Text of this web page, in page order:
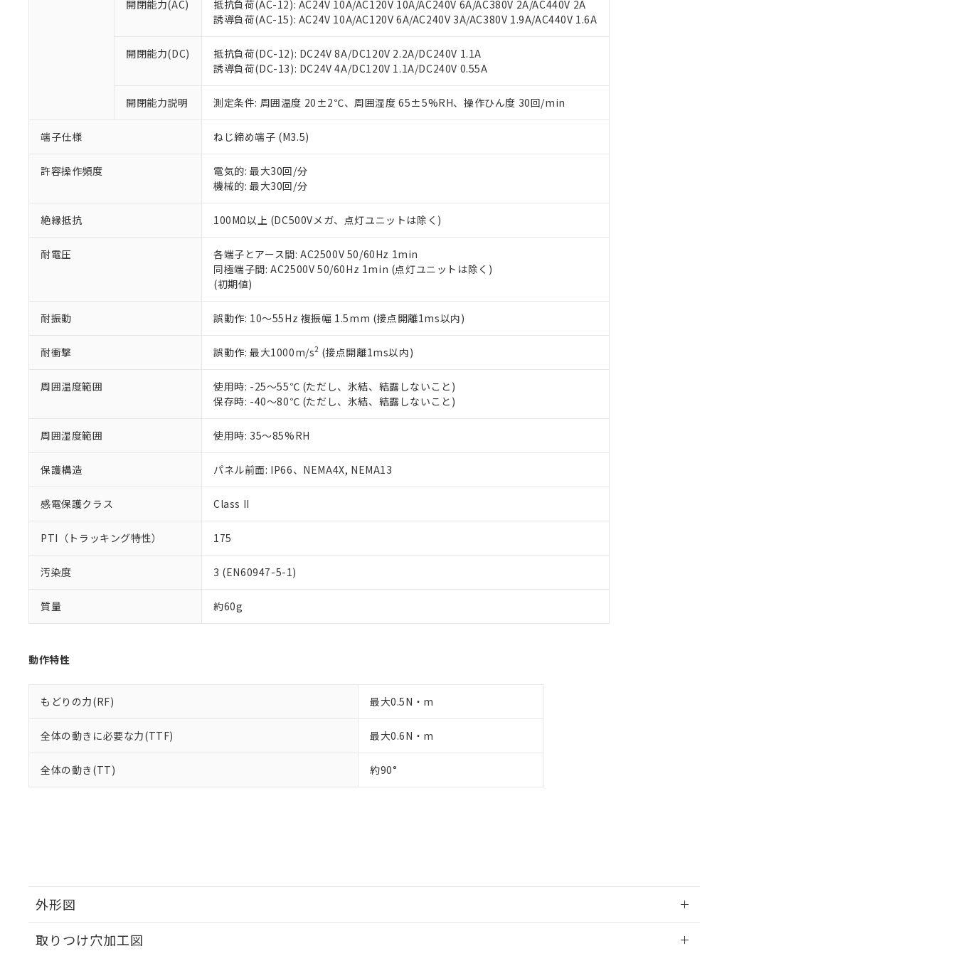
開閉能力(AC)
抵抗負荷(AC-12): AC24V 10A/AC120V 10A/AC240V 6A/AC380V 2A/AC440V 2A
誘導負荷(AC-15): AC24V 10A/AC120V 6A/AC240V 3A/AC380V 1.9A/AC440V 1.6A
開閉能力(DC)
抵抗負荷(DC-12): DC24V 8A/DC120V 2.2A/DC240V 1.1A
誘導負荷(DC-13): DC24V 4A/DC120V 1.1A/DC240V 0.55A
開閉能力説明 測定条件: 周囲温度 20±2℃、周囲湿度 65±5%RH、操作ひん度 30回/min
端子仕様 ねじ締め端子 (M3.5)
許容操作頻度
電気的: 最大30回/分
機械的: 最大30回/分
絶縁抵抗 100MΩ以上 (DC500Vメガ、点灯ユニットは除く)
耐電圧
各端子とアース間: AC2500V 50/60Hz 1min
同極端子間: AC2500V 50/60Hz 1min (点灯ユニットは除く)
(初期値)
耐振動 誤動作: 10～55Hz 複振幅 1.5mm (接点開離1ms以内)
耐衝撃 誤動作: 最大1000m/s2 (接点開離1ms以内)
周囲温度範囲
使用時: -25～55℃ (ただし、氷結、結露しないこと)
保存時: -40～80℃ (ただし、氷結、結露しないこと)
周囲湿度範囲 使用時: 35～85%RH
保護構造 パネル前面: IP66、NEMA4X, NEMA13
感電保護クラス Class II
PTI（トラッキング特性） 175
汚染度 3 (EN60947-5-1)
質量 約60g
動作特性
もどりの力(RF) 最大0.5N・m
全体の動きに必要な力(TTF) 最大0.6N・m
全体の動き(TT) 約90°
外形図
取りつけ穴加工図
当社販売員にご相談ください。
オムロン制御機器販売店や当社販売拠点は「
販売ネットワーク
す。
マイパーツ機能（部品リスト作成サービス）をご利用いただくには、I-Webメンバーズにご登録され
ている必要があります。
お客様が当ウェブサイト上で当社にご登録された部品リストについて、当社および当社の共同利用者
が、当社の製品・サービスに関するお客様との取引・商談に必要な範囲で利用することをご了承くだ
さい。
いる法人を指します。
※2 対応予定月
部品在庫の切り替え状況などにより、予定月が前後することがあります。
※3 非含有証明書ダウンロード
下記の非含有証明書をダウンロードすることができます。
EU RoHS指令（10物質）の非含有証明書
51物質の非含有証明書（当社基準）
※本証明書は発行日時点で非含有を証明するもので、過去に遡って非含有を証明するものではありません。
混在することから備考欄に対応日を記載しておりました。
既に当社にて対応品への在庫切替を完了していることから、特段のことがない限り、2022年1月12日よ
り割愛しております。
※2 環境保護使用期限
「ｅ」：有害物質（10物質）のすべてが基準値以下であることを示します。
「10」：通常の使用状況下において有害物質が外部に漏えいし、環境に深刻な影響を及ぼさない年数を意
「－」：未確認です。当社販売部門へお問い合わせください。
当社は、貴社製品を第三者に販売する場合は、上記1、2および3の内容を当該第三者に通知します。
たしません。
合意する キャンセル
△ 一定数には満たないが在庫あり
－
在庫なし(最新の在庫状況については、お客様のお取引先、またはお客様担当のオムロン制御
機器販売店・当社販売員にご確認ください)
空
受注生産機種、また在庫状況の情報を公開していない機種